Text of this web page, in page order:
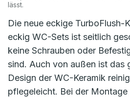
lässt.
Die neue eckige TurboFlush-
eckig WC-Sets ist seitlich
keine Schrauben oder
sind. Auch von außen ist das
Design der WC-Keramik
pflegeleicht. Bei der